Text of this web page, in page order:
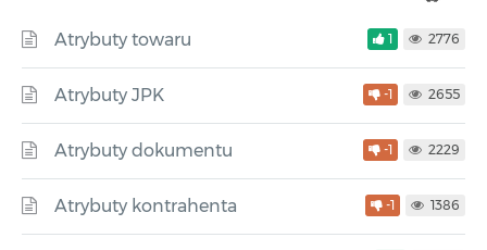
Atrybuty towaru 1 2776
Atrybuty JPK -1 2655
Atrybuty dokumentu -1 2229
Atrybuty kontrahenta -1 1386